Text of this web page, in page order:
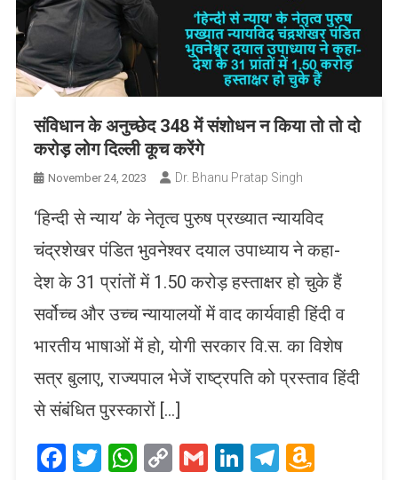
संविधान के अनुच्छेद 348 में संशोधन न किया तो तो दो
करोड़ लोग दिल्ली कूच करेंगे
November 24, 2023 Dr. Bhanu Pratap Singh
‘हिन्दी से न्याय’ के नेतृत्व पुरुष प्रख्यात न्यायविद
चंद्रशेखर पंडित भुवनेश्वर दयाल उपाध्याय ने कहा-
देश के 31 प्रांतों में 1.50 करोड़ हस्ताक्षर हो चुके हैं
सर्वोच्च और उच्च न्यायालयों में वाद कार्यवाही हिंदी व
भारतीय भाषाओं में हो, योगी सरकार वि.स. का विशेष
सत्र बुलाए, राज्यपाल भेजें राष्ट्रपति को प्रस्ताव हिंदी
से संबंधित पुरस्कारों […]
Facebook
Twitter
WhatsApp
CopyGmailLinkedIn
Telegram